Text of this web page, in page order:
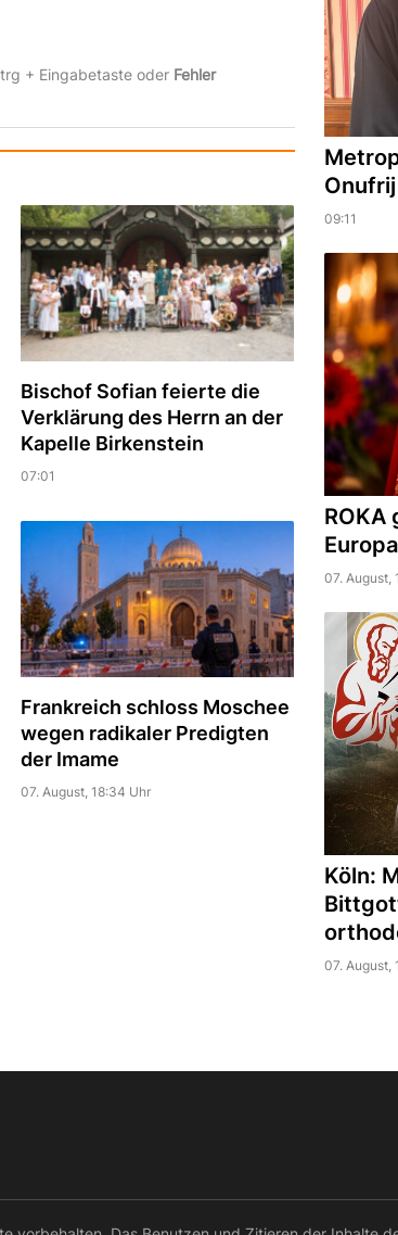
+ Eingabetaste oder Fehler
Bischof Sofian feierte die
Verklärung des Herrn an der
Kapelle Birkenstein
07:01
Frankreich schloss Moschee
wegen radikaler Predigten
der Imame
07. August, 18:34 Uhr
09:11
07. August,
Köln:
07. August,